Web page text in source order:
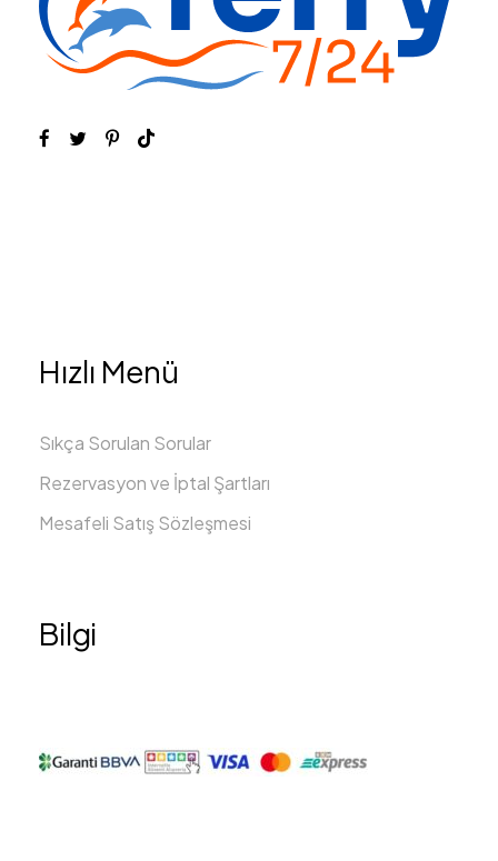
Hızlı Menü
Sıkça Sorulan Sorular
Rezervasyon ve İptal Şartları
Mesafeli Satış Sözleşmesi
Bilgi